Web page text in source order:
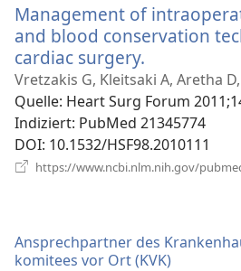
Management of
and blood conservation
cardiac surgery.
neues
Fenster)
Vretzakis G, Kleitsaki A, Aretha
Quelle‎: Heart Surg Forum
Indiziert‎: PubMed 21345774
DOI‎: 10.1532/HSF98.2010111
https://www.ncbi.nlm.nih.gov/
Ansprechpartner des
komitees vor Ort (KVK)